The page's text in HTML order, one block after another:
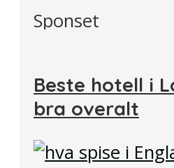
Sponset
Beste hotell i
bra overalt